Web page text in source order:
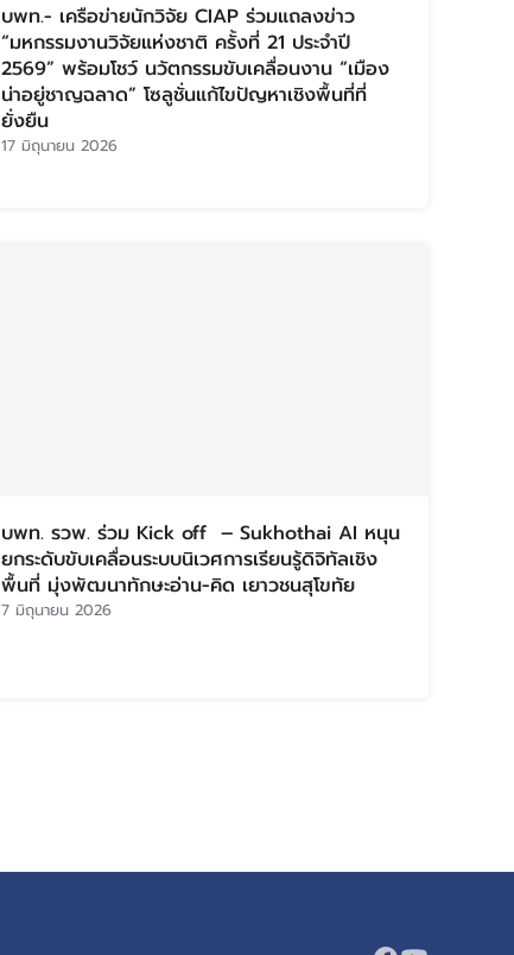
บพท.- เครือข่ายนักวิจัย CIAP ร่วมแถลงข่าว
“มหกรรมงานวิจัยแห่งชาติ ครั้งที่ 21 ประจำปี
2569” พร้อมโชว์ นวัตกรรมขับเคลื่อนงาน “เมือง
น่าอยู่ชาญฉลาด” โซลูชั่นแก้ไขปัญหาเชิงพื้นที่ที่
ยั่งยืน
17 มิถุนายน 2026
บพท. รวพ. ร่วม Kick off – Sukhothai AI หนุน
ยกระดับขับเคลื่อนระบบนิเวศการเรียนรู้ดิจิทัลเชิง
พื้นที่ มุ่งพัฒนาทักษะอ่าน-คิด เยาวชนสุโขทัย
7 มิถุนายน 2026